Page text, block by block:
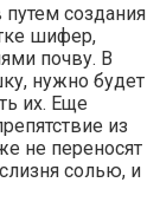
создания
шифер,
почву. В
нужно будет
их. Еще
из
не переносят
солью, и